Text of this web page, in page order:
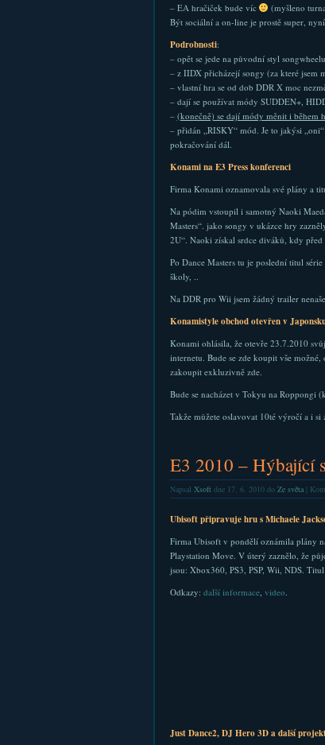
– EA hračiček bude víc
(myšleno
Být sociální a on-line je prostě super,
Podrobnosti:
– opět se jede na původní styl
– z IIDX přicházejí songy (za které jsem
– vlastní hra se od dob DDR X moc
– dají se používat módy SUDDEN+,
– (konečně) se dají módy měnit i během
– přidán „RISKY“ mód. Je to jakýsi
pokračování dál.
Konami na E3 Press konferenci
Firma Konami oznamovala své plány a
Na pódim vstoupil i samotný Naoki
Masters“. jako songy v ukázce hry
2U“. Naoki získal srdce diváků, kdy
Po Dance Masters tu je poslední titul
školy, ..
Na DDR pro Wii jsem žádný trailer
Konamistyle obchod otevřen v
Konami ohlásila, že otevře 23.7.2010
internetu. Bude se zde koupit vše
zakoupit exkluzivně zde.
Bude se nacházet v Tokyu na Roppongi
Takže můžete oslavovat 10té výročí a i si
E3 2010 – Hýbající
Napsal Xsoftdne 17. 6. 2010 do Ze světa|
Ubisoft připravuje hru s Michaele
Firma Ubisoft v pondělí oznámila plány
Playstation Move. V úterý zaznělo, že
jsou: Xbox360, PS3, PSP, Wii, NDS.
Odkazy: další informace, video.
Just Dance2, DJ Hero 3D a další